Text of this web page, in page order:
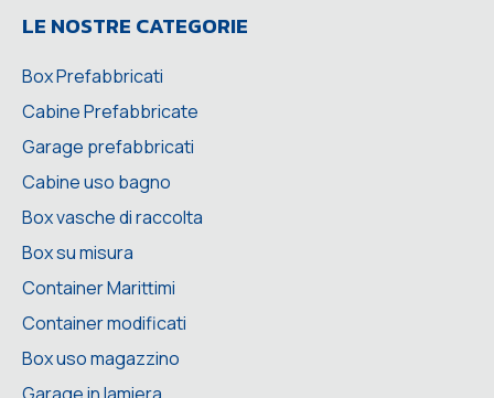
LE NOSTRE CATEGORIE
Box Prefabbricati
Cabine Prefabbricate
Garage prefabbricati
Cabine uso bagno
Box vasche di raccolta
Box su misura
Container Marittimi
Container modificati
Box uso magazzino